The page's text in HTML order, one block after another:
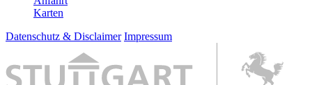
Karten
Datenschutz & Disclaimer Impressum